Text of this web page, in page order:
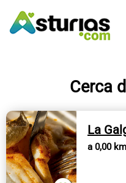
PORTADA
QUÉ HACER
Cerca
La
a 0,00 km